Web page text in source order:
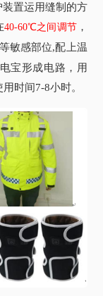
置运用缝制的方
40-60℃之间调节，
敏感部位,配上温
宝形成电路，用
时间7-8小时。